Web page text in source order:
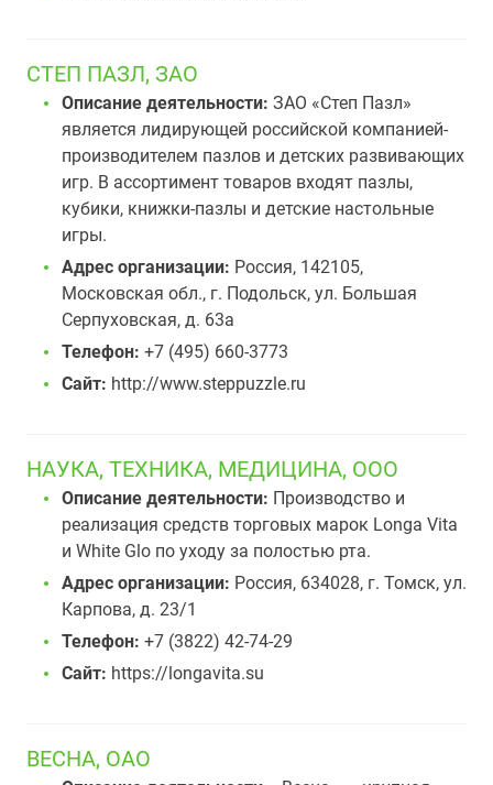
СТЕП ПАЗЛ, ЗАО
Описание деятельности: ЗАО «Степ Пазл»
является лидирующей российской компанией-
производителем пазлов и детских развивающих
игр. В ассортимент товаров входят пазлы,
кубики, книжки-пазлы и детские настольные
игры.
Адрес организации: Россия, 142105,
Московская обл., г. Подольск, ул. Большая
Серпуховская, д. 63а
Телефон: +7 (495) 660-3773
Сайт: http://www.steppuzzle.ru
НАУКА, ТЕХНИКА, МЕДИЦИНА, ООО
Описание деятельности: Производство и
реализация средств торговых марок Longa Vita
и White Glo по уходу за полостью рта.
Адрес организации: Россия, 634028, г. Томск, ул.
Карпова, д. 23/1
Телефон: +7 (3822) 42-74-29
Сайт: https://longavita.su
ВЕСНА, ОАО